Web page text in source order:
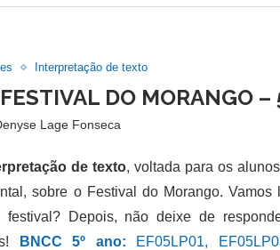
Interpretação de texto
DO MORANGO –
Lage Fonseca
de texto, voltada para os
sobre o Festival do Morango. Vamos
festival? Depois, não deixe de
BNCC 5º ano: EF05LP01,